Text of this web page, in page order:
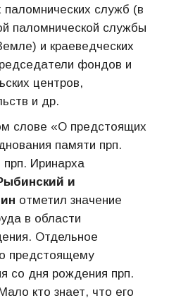
служб (в
паломнической службы
и краеведческих
фондов и
центров,
и др.
слове «О предстоящих
памяти прп.
Иринарха
и
отметил значение
в области
Отдельное
предстоящему
со дня рождения прп.
кто знает, что его